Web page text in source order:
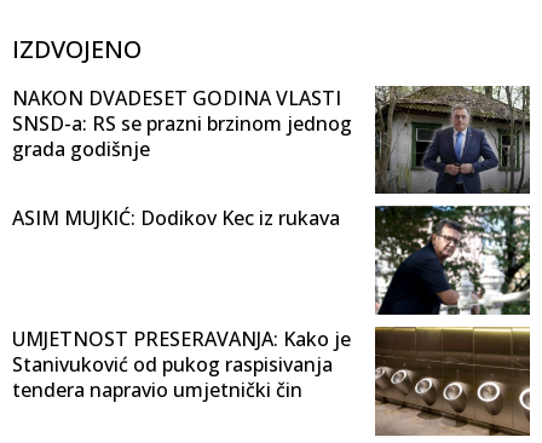
IZDVOJENO
NAKON DVADESET GODINA VLASTI
SNSD-a: RS se prazni brzinom jednog
grada godišnje
ASIM MUJKIĆ: Dodikov Kec iz rukava
UMJETNOST PRESERAVANJA: Kako je
Stanivuković od pukog raspisivanja
tendera napravio umjetnički čin